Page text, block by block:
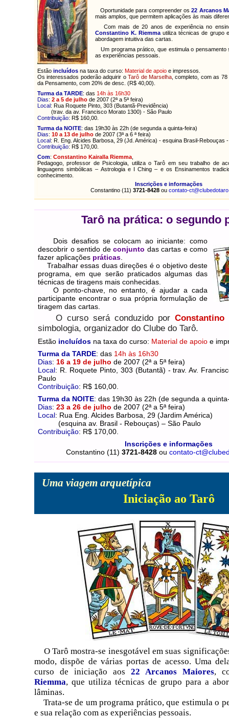
Oportunidade para compreender os22 Arcanos
mais amplos, que permitem aplicações às mais
Com mais de 20 anos de experiência no
Constantino K. Riemma utiliza técnicas de grupo
abordagem intuitiva das cartas.
Um programa prático, que estimula o pensamento
as experiências pessoais.
Estão incluídos na taxa do curso: Material de apoio e impressos.
Os interessados poderão adquirir oTarô de Marselha, completo, com as 78
da Pensamento, com 20% de desc. (R$ 40,00).
Turma da TARDE: das 14h às 16h30
Dias: 2 a 5 de julho de 2007 (2ª a 5ª feira)
Local: Rua Roquete Pinto, 303 (Butantã-Previdência)
(trav. da av. Francisco Morato 1300) - São Paulo
Contribuição: R$ 160,00.
Turma da NOITE: das 19h30 às 22h (de segunda a quinta-feira)
Dias: 10 a 13 de julho de 2007 (3ª a 6 ª feira)
Local: R. Eng. Alcides Barbosa, 29 (Jd. América) - esquina Brasil-Rebouças
Contribuição: R$ 170,00.
Com: Constantino Kairalla Riemma
Pedagogo, professor de Psicologia, utiliza oTarô em seu trabalho de
linguagens simbólicas – Astrologia e I Ching – e os Ensinamentos
conhecimento.
Inscrições e informações
Constantino (11) 3721-8428ou contato-
Tarô na prática: o segundo
Dois desafios se colocam ao iniciante: como
descobrir o sentido de conjunto das cartas e como
fazer aplicações práticas
Trabalhar essas duas direções é o objetivo deste
programa, em que serão praticados algumas das
técnicas de tiragens mais conhecidas.
O ponto-chave, no entanto, é ajudar a cada
participante encontrar o sua própria formulação de
tiragem das cartas.
O curso será conduzido por Constantino
simbologia, organizador do Clube do Tarô.
Estão incluídos na taxa do curso: Material de apoio e
Turma da TARDE: das 14h às 16h30
Dias: 16 a 19 de julho de 2007 (2ª a 5ª feira)
Local: R. Roquete Pinto, 303 (Butantã) - trav. Av.
Paulo
Contribuição: R$ 160,00.
Turma da NOITE: das 19h30 às 22h (de segunda a
Dias: 23 a 26 de julho de 2007 (2ª a 5ª feira)
Local: Rua Eng. Alcides Barbosa, 29 (Jardim América)
(esquina av. Brasil - Rebouças) – São Paulo
Contribuição: R$ 170,00.
Inscrições e informações
Constantino (11) 3721-8428 ou contato-
Uma viagem arquetípica
Iniciação ao Tarô
O Tarô mostra-se inesgotável em suas
modo, dispõe de várias portas de acesso. Uma
curso de iniciação aos 22 Arcanos Maiores,
Riemma, que utiliza técnicas de grupo para a
lâminas.
Trata-se de um programa prático, que estimula o
e sua relação com as experiências pessoais.